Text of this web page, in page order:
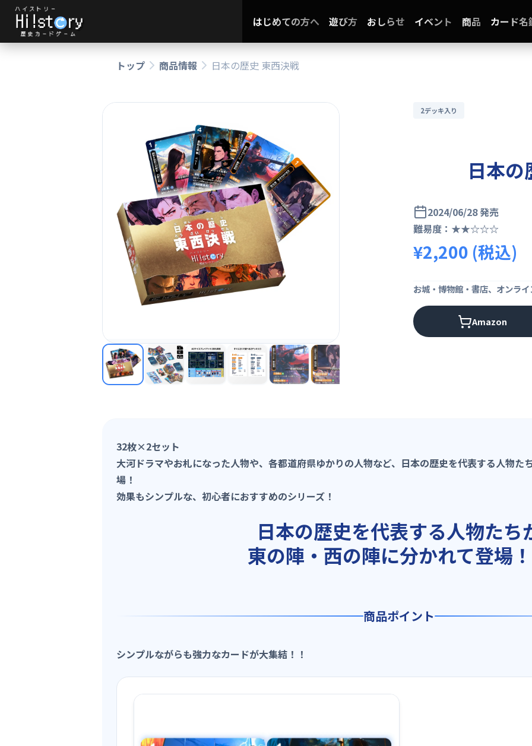
はじめての方へ 遊び方 おしらせ イベント 商品 カード名
トップ 商品情報 日本の歴史 東西決戦
2デッキ入り
日本
2024/06/28 発売
難易度：★★☆☆☆
¥2,200 (税込)
お城・博物館・書店、オンラ
Amazon
32枚×2セット
大河ドラマやお札になった人物や、各都道府県ゆかりの人物など、日本の歴史を代表する人物た
場！
効果もシンプルな、初心者におすすめのシリーズ！
日本の歴史を代表する人物たち
東の陣・西の陣に分かれて登場
商品ポイント
シンプルながらも強力なカードが大集結！！